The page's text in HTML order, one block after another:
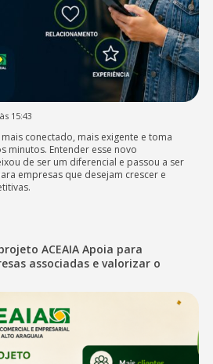
15:43
conectado, mais exigente e toma
minutos. Entender esse novo
de ser um diferencial e passou a ser
empresas que desejam crescer e
ACEAIA Apoia para
associadas e valorizar o